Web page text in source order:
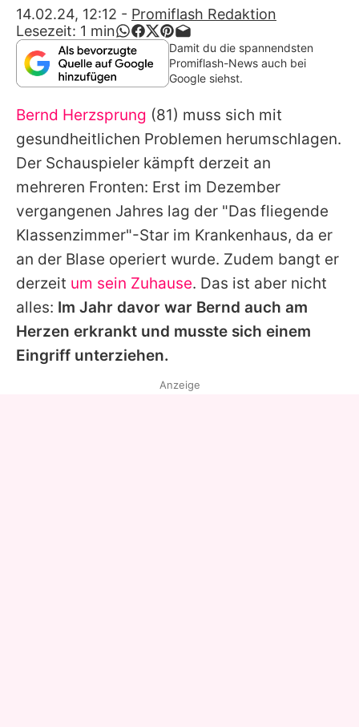
App runterladen
Team
Redaktionelle Richtlinien
Impressum
Datenschutzerklärung
Nutzungsbedingungen
Utiq verwalten
14.02.24, 12:12 - Promiflash Redaktion
Lesezeit: 1 min
Damit du die spannendsten
Promiflash-News auch bei
Google siehst.
Bernd Herzsprung (81) muss sich mit
gesundheitlichen Problemen herumschlagen.
Der Schauspieler kämpft derzeit an
mehreren Fronten: Erst im Dezember
vergangenen Jahres lag der "Das fliegende
Klassenzimmer"-Star im Krankenhaus, da er
an der Blase operiert wurde. Zudem bangt er
derzeit um sein Zuhause. Das ist aber nicht
alles: Im Jahr davor war Bernd auch am
Herzen erkrankt und musste sich einem
Eingriff unterziehen.
Anzeige